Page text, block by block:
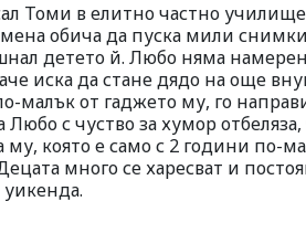
Томи в елитно частно
обича да пуска мили
детето й. Любо няма
иска да стане дядо на още
малък от гаджето му, го
с чуство за хумор
му, която е само с 2 години по-
много се харесват и